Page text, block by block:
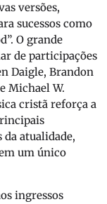
versões,
sucessos como
O grande
de participações
Daigle, Brandon
Michael W.
cristã reforça a
atualidade,
um único
ingressos